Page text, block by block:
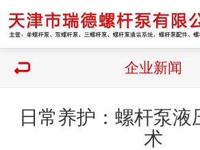
企业新闻
日常养护：螺杆泵液
术